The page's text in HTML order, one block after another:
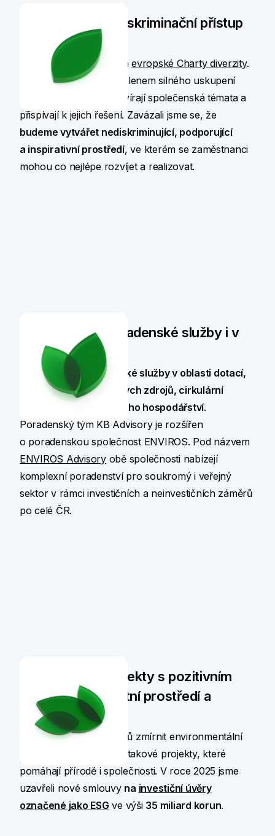
Uplatňujeme nediskriminační přístup
k zaměstnancům
Jsme zlatým signatářemevropské Charty diverzity.
Podpisem jsme se stali členem silného uskupení
firem, které aktivně otevírají společenská témata a
přispívají k jejich řešení. Zavázali jsme se, že
budeme vytvářet nediskriminující, podporující
a inspirativní prostředí, ve kterém se zaměstnanci
mohou co nejlépe rozvíjet a realizovat.
Poskytujeme poradenské služby i v
oblasti ESG
Poskytujemeporadenské služby v oblasti dotací,
energetiky, obnovitelných zdrojů, cirkulární
ekonomiky a odpadového hospodářství.
Poradenský tým KB Advisory je rozšířen
o poradenskou společnost ENVIROS. Pod názvem
ENVIROS Advisoryobě společnosti nabízejí
komplexní poradenství pro soukromý i veřejný
sektor v rámci investičních a neinvestičních záměrů
po celé ČR.
Financujeme projekty s pozitivním
dopadem na životní prostředí a
společnost
Oceňujeme snahu klientů zmírnit environmentální
dopady a podporujeme takové projekty, které
pomáhají přírodě i společnosti. V roce 2025 jsme
uzavřeli nové smlouvy na investiční úvěry
označené jako ESG ve výši 35 miliard korun.